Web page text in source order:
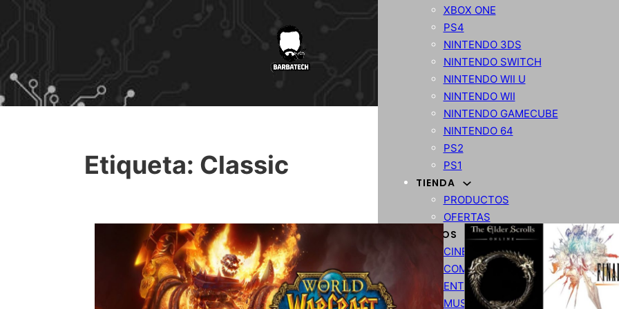
XBOX ONE
PS4
NINTENDO 3DS
NINTENDO SWITCH
NINTENDO WII U
NINTENDO WII
NINTENDO GAMECUBE
NINTENDO 64
PS2
PS1
TIENDA
PRODUCTOS
OFERTAS
VARIOS
CINE
COMPARATIVA
ENTRETENIMIENTO
MUSICA
Etiqueta: Classic